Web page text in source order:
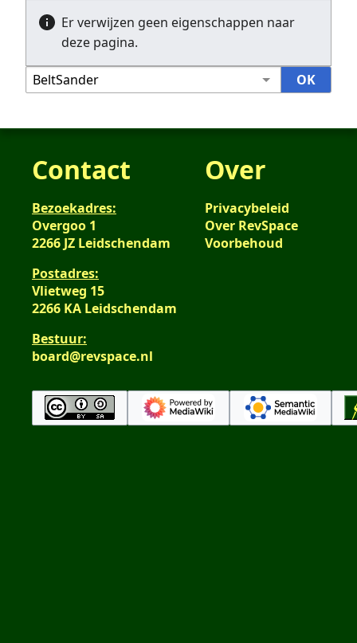
Er verwijzen geen eigenschappen naar
deze pagina.
Contact
Bezoekadres:
Overgoo 1
2266 JZ Leidschendam
Postadres:
Vlietweg 15
2266 KA Leidschendam
Bestuur:
board@revspace.nl
Over
Privacybeleid
Over RevSpace
Voorbehoud